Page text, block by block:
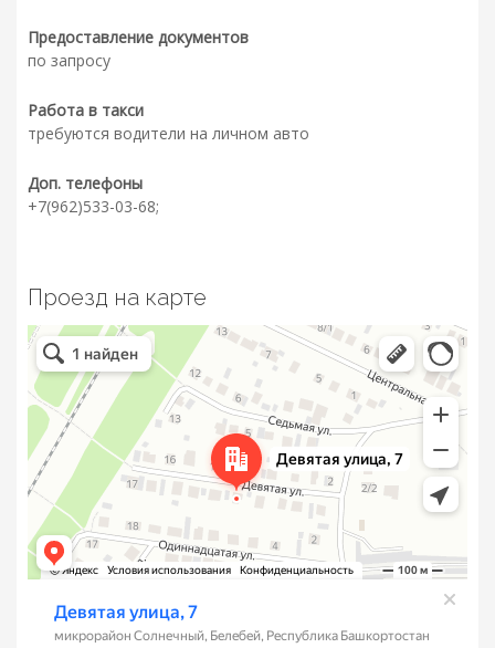
Предоставление документов
по запросу
Работа в такси
требуются водители на личном авто
Доп. телефоны
+7(962)533-03-68;
Проезд на карте